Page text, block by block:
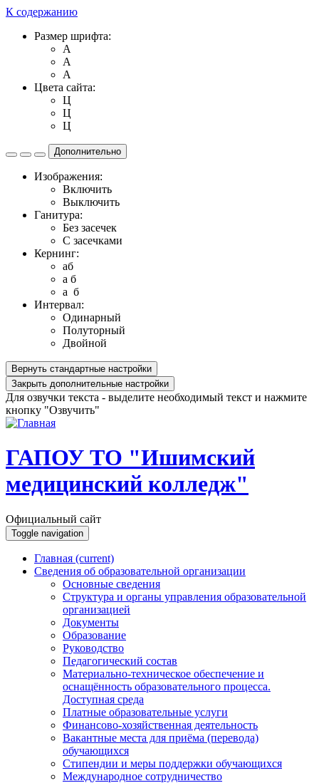
К содержанию
Размер шрифта:
A
A
A
Цвета сайта:
Ц
Ц
Ц
Дополнительно
Изображения:
Включить
Выключить
Ганитура:
Без засечек
С засечками
Кернинг:
aб
a б
a б
Интервал:
Одинарный
Полуторный
Двойной
Вернуть стандартные настройки
Закрыть дополнительные настройки
Для озвучки текста - выделите необходимый текст и нажмите
кнопку "Озвучить"
ГАПОУ ТО "Ишимский
медицинский колледж"
Официальный сайт
Toggle navigation
Главная (current)
Сведения об образовательной организации
Основные сведения
Структура и органы управления образовательной
организацией
Документы
Образование
Руководство
Педагогический состав
Материально-техническое обеспечение и
оснащённость образовательного процесса.
Доступная среда
Платные образовательные услуги
Финансово-хозяйственная деятельность
Вакантные места для приёма (перевода)
обучающихся
Стипендии и меры поддержки обучающихся
Международное сотрудничество